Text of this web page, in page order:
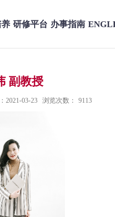
养 研修平台 办事指南
副教授
2021-03-23 浏览次数： 9113